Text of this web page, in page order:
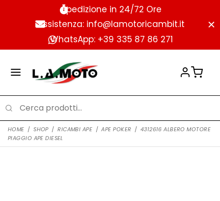
Spedizione in 24/72 Ore
Assistenza: info@lamotoricambit.it
WhatsApp: +39 335 87 86 271
HOME / SHOP / RICAMBI APE / APE POKER / 4312616 ALBERO MOTORE
PIAGGIO APE DIESEL